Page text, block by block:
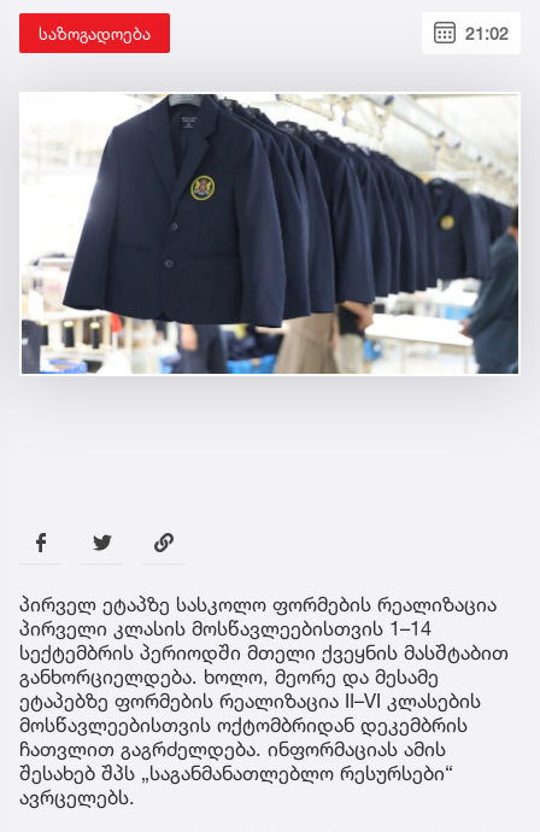
საზოგადოება 21:02
პირველ ეტაპზე სასკოლო ფორმების რეალიზაცია
პირველი კლასის მოსწავლეებისთვის 1–14
სექტემბრის პერიოდში მთელი ქვეყნის მასშტაბით
განხორციელდება. ხოლო, მეორე და მესამე
ეტაპებზე ფორმების რეალიზაცია II–VI კლასების
მოსწავლეებისთვის ოქტომბრიდან დეკემბრის
ჩათვლით გაგრძელდება. ინფორმაციას ამის
შესახებ შპს „საგანმანათლებლო რესურსები“
ავრცელებს.